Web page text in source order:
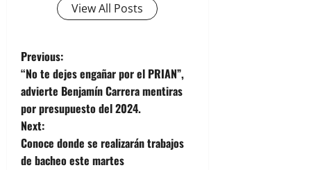
View All Posts
P
o
s
t
Previous:
“No te dejes engañar por el PRIAN”,
advierte Benjamín Carrera mentiras
por presupuesto del 2024.
Next:
Conoce donde se realizarán trabajos
de bacheo este martes